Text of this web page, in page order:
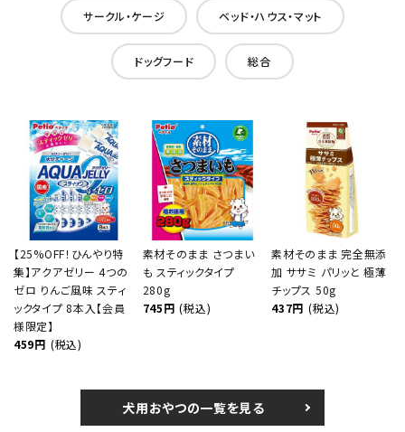
サークル・ケージ ベッド・ハウス・マット
ドッグフード 総合
【25%OFF！ひんやり特
集】アクアゼリー 4つの
ゼロ りんご風味 スティ
ックタイプ 8本入【会員
様限定】
459円 (税込)
素材そのまま さつまい
も スティックタイプ
280g
745円 (税込)
素材そのまま 完全無添
加 ササミ パリッと 極薄
チップス 50g
437円 (税込)
犬用おやつの一覧を見る